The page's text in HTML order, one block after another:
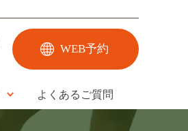
WEB予約
よくあるご質問